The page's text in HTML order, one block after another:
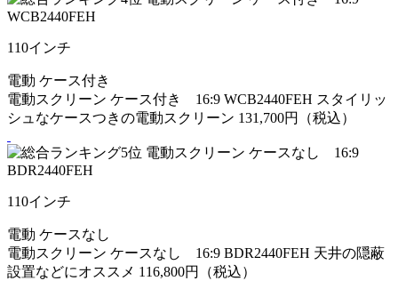
110インチ
電動 ケース付き
電動スクリーン ケース付き 16:9 WCB2440FEH スタイリッ
シュなケースつきの電動スクリーン 131,700円（税込）
110インチ
電動 ケースなし
電動スクリーン ケースなし 16:9 BDR2440FEH 天井の隠蔽
設置などにオススメ 116,800円（税込）